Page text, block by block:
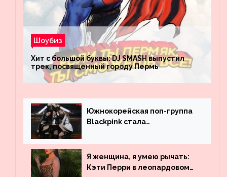
Шоубиз
Хит с большой буквы: DJ SMASH выпустил
трек, посвященный городу Пермь
Южнокорейская поп-группа
Blackpink стала
просмотрам на YouTube. Они
обогнали даже Джастина
Бибера
Я женщина, я умею рычать:
Кэти Перри в леопардовом